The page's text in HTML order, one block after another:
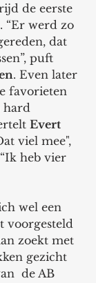
de eerste
“Er werd zo
dat
puft
. Even later
favorieten
hard
Evert
viel mee",
heb vier
wel een
voorgesteld
zoekt met
gezicht
de AB